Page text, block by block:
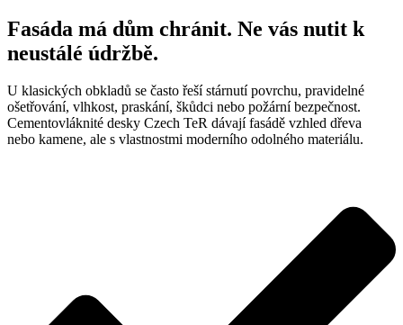
Fasáda má dům chránit. Ne vás nutit k
neustálé údržbě.
U klasických obkladů se často řeší stárnutí povrchu, pravidelné
ošetřování, vlhkost, praskání, škůdci nebo požární bezpečnost.
Cementovláknité desky Czech TeR dávají fasádě vzhled dřeva
nebo kamene, ale s vlastnostmi moderního odolného materiálu.